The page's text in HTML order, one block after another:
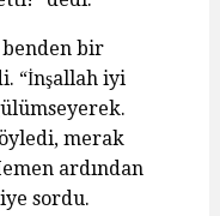
benden bir
“İnşallah iyi
merak
ardından
sordu.